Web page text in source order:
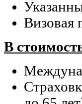
Визовая
В